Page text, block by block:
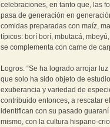
celebraciones, en tanto que, las
pasa de generación en
comidas preparadas con maíz,
típicos: borí borí, mbutacá,
se complementa con carne de
Logros. “Se ha logrado arrojar
que solo ha sido objeto de
exuberancia y variedad de
contribuido entonces, a rescatar
identifican con su pasado
mismo, con la cultura hispano-